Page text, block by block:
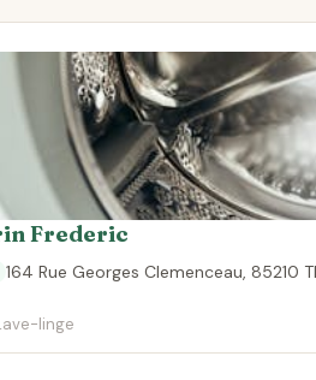
Frederic
164 Rue Georges Clemenceau, 85210
linge